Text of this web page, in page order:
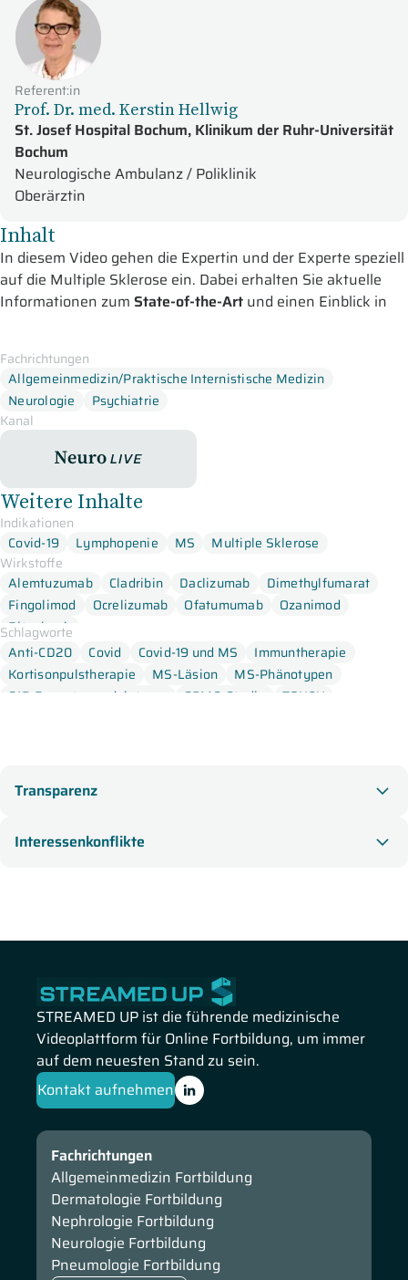
Referent:in
Prof. Dr. med. Kerstin Hellwig
St. Josef Hospital Bochum, Klinikum der Ruhr-Universität
Bochum
Neurologische Ambulanz / Poliklinik
Oberärztin
Inhalt
In diesem Video gehen die Expertin und der Experte speziell
auf die Multiple Sklerose ein. Dabei erhalten Sie aktuelle
Informationen zum State-of-the-Art und einen Einblick in
Prof. Kerstin Hellwig aus Bochum und Prof. Gereon Nelles
aus Köln besprechen mehrere Patientenfälle und ergänzen
diese jeweils mit dem passenden Hintergrundwissen unter
anderem zur Topographie von MS-Läsionen, die
Pathophysiologie und Prävalenz der MS, Leitlinien und
Therapiebeginn, S1P-Rezeptormodulatoren und MS in
Verbindung mit COVID-19.
Fachrichtungen
Allgemeinmedizin/Praktische Internistische Medizin
Neurologie
Psychiatrie
Kanal
NeuroLive
Weitere Inhalte
Indikationen
Covid-19
Lymphopenie MS
Multiple Sklerose
Wirkstoffe
Alemtuzumab
Cladribin Daclizumab
Dimethylfumarat
Fingolimod
Ocrelizumab Ofatumumab
Ozanimod
Rituximab
Schlagworte
Anti-CD20
Covid Covid-19 und MS
Immuntherapie
Kortisonpulstherapie
MS-Läsion
MS-Phänotypen
S1P-Rezeptormodulatoren
SPMS-Studie TOUCH
Transparenz
Interessenkonflikte
STREAMED UP ist die führende medizinische
Videoplattform für Online Fortbildung, um immer
auf dem neuesten Stand zu sein.
Kontakt aufnehmen
Fachrichtungen
Allgemeinmedizin Fortbildung
Dermatologie Fortbildung
Nephrologie Fortbildung
Neurologie Fortbildung
Pneumologie Fortbildung